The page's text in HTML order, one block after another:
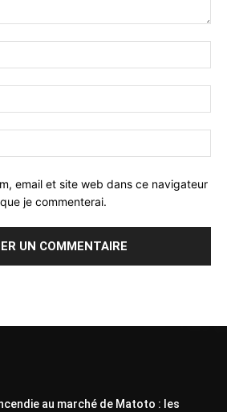
email et site web dans ce navigateur
je commenterai.
au marché de Matoto : les